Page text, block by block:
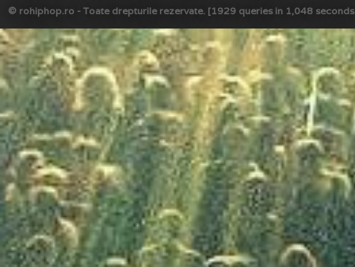
© rohiphop.ro - Toate drepturile rezervate. [1929 queries in 1,048